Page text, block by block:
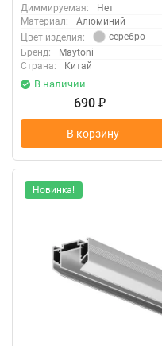
Диммируемая:
Нет
Материал:
Алюминий
Цвет изделия:
серебро
Бренд:
Maytoni
Страна:
Китай
В наличии
690 ₽
В корзину
Новинка!